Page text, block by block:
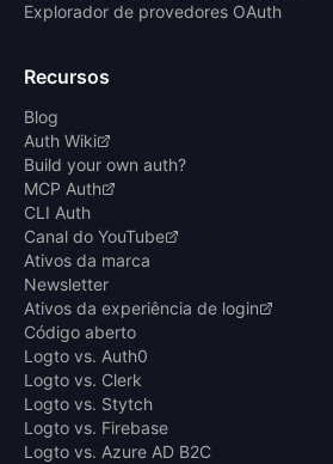
Explorador de provedores OAuth
Recursos
Blog
Auth Wiki
Build your own auth?
MCP Auth
CLI Auth
Canal do YouTube
Ativos da marca
Newsletter
Ativos da experiência de login
Código aberto
Logto vs. Auth0
Logto vs. Clerk
Logto vs. Stytch
Logto vs. Firebase
Logto vs. Azure AD B2C